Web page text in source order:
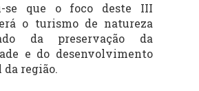
se que o foco deste III
o turismo de natureza
da preservação da
e do desenvolvimento
região.